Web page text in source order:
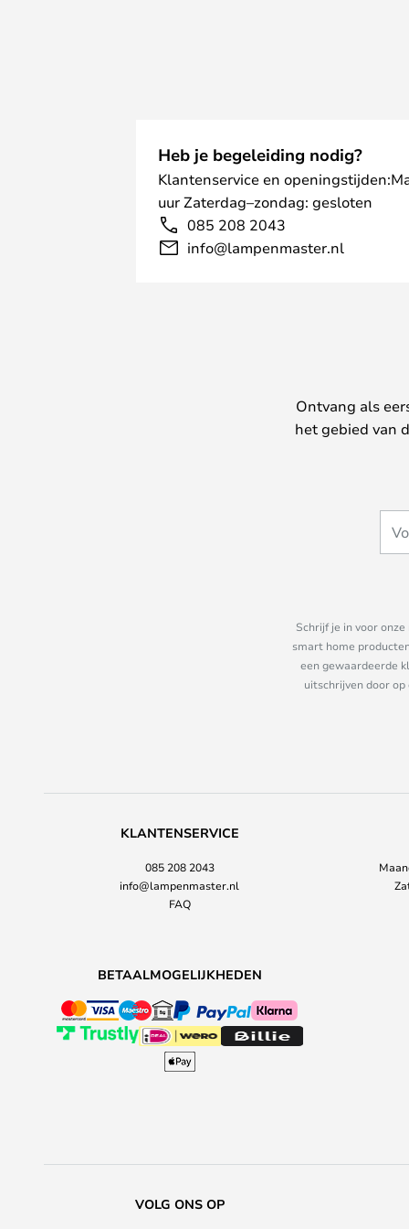
Heb je begeleiding nodig?
Klantenservice en
uur Zaterdag–zondag: gesloten
085 208 2043
info@lampenmaster.nl
Ontvang als
het gebied van
Schrijf je in voor
smart home
een gewaardeerde
uitschrijven door
KLANTENSERVICE
085 208 2043
info@lampenmaster.nl
FAQ
BETAALMOGELIJKHEDEN
VOLG ONS OP